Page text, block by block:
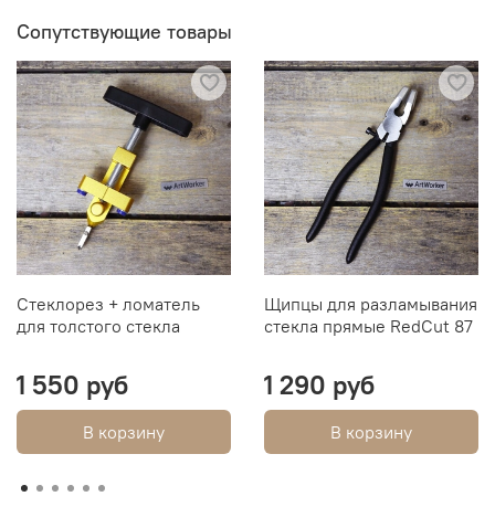
Сопутствующие товары
Стеклорез + ломатель
для толстого стекла
1 550 руб
В корзину
Щипцы для разламывания
стекла прямые RedCut 87
1 290 руб
В корзину